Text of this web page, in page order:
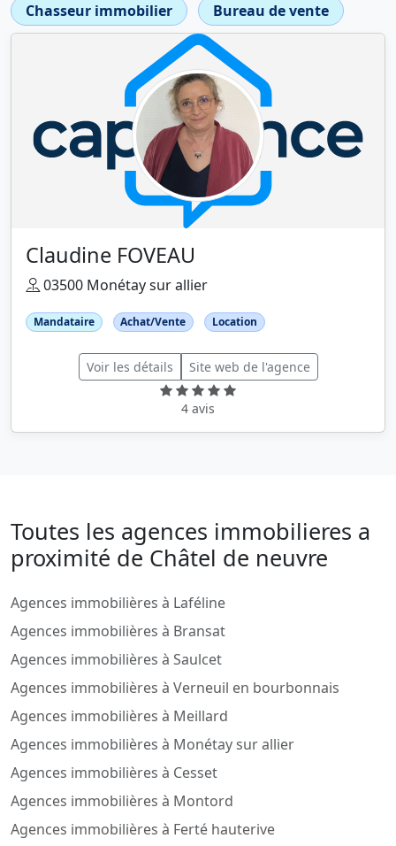
Chasseur immobilier
Bureau de vente
Claudine FOVEAU
03500 Monétay sur allier
Mandataire Achat/Vente Location
Voir les détails Site web de l'agence
4 avis
Toutes les agences immobilieres a
proximité de Châtel de neuvre
Agences immobilières à Laféline
Agences immobilières à Bransat
Agences immobilières à Saulcet
Agences immobilières à Verneuil en bourbonnais
Agences immobilières à Meillard
Agences immobilières à Monétay sur allier
Agences immobilières à Cesset
Agences immobilières à Montord
Agences immobilières à Ferté hauterive